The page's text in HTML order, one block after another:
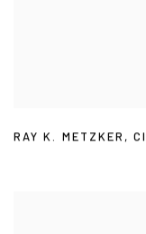
RAY K. METZKER ,